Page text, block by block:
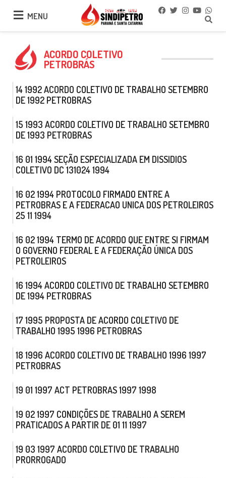
MENU
MENU
ACORDO COLETIVO
PETROBRÁS
14 1992 ACORDO COLETIVO DE TRABALHO SETEMBRO
DE 1992 PETROBRAS
15 1993 ACORDO COLETIVO DE TRABALHO SETEMBRO
DE 1993 PETROBRAS
16 01 1994 SEÇÃO ESPECIALIZADA EM DISSIDIOS
COLETIVO DC 131024 1994
16 02 1994 PROTOCOLO FIRMADO ENTRE A
PETROBRAS E A FEDERACAO UNICA DOS PETROLEIROS
25 11 1994
16 02 1994 TERMO DE ACORDO QUE ENTRE SI FIRMAM
O GOVERNO FEDERAL E A FEDERAÇÃO ÚNICA DOS
PETROLEIROS
16 1994 ACORDO COLETIVO DE TRABALHO SETEMBRO
DE 1994 PETROBRAS
17 1995 PROPOSTA DE ACORDO COLETIVO DE
TRABALHO 1995 1996 PETROBRAS
18 1996 ACORDO COLETIVO DE TRABALHO 1996 1997
PETROBRAS
19 01 1997 ACT PETROBRAS 1997 1998
19 02 1997 CONDIÇÕES DE TRABALHO A SEREM
PRATICADOS A PARTIR DE 01 11 1997
19 03 1997 ACORDO COLETIVO DE TRABALHO
PRORROGADO